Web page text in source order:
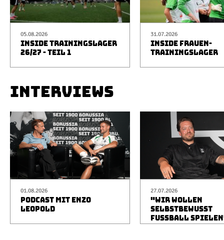
05.08.2026
INSIDE TRAININGSLAGER
26/27 - TEIL 1
31.07.2026
INSIDE FRAUEN-
TRAININGSLAGER
INTERVIEWS
01.08.2026
PODCAST MIT ENZO
LEOPOLD
27.07.2026
"WIR WOLLEN
SELBSTBEWUSST
FUSSBALL